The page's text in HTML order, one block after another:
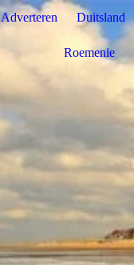
Adverteren Duitsland
Roemenie